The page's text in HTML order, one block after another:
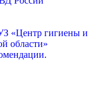
«Центр гигиены и
области»